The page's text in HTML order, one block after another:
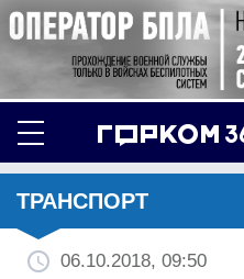
ТРАНСПОРТ
06.10.2018, 09:50